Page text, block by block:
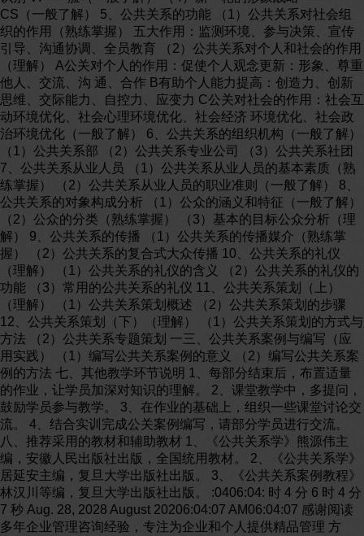
CS（一般了解） 5、公共关系的功能 （1）公共关系对社会组
织的作用（熟练掌握） 五大作用：监测环境、参与决策、宣传
引导、沟通协调、全员教育 （2）公共关系对个人和社会的作用
（理解） A公关对个人的作用：促使个人观念更新：形象、尊重
他人、交流、沟 通、合作 B有助个人能力提高：创造力、创新
思维、交际能力、自控力、应变力 C公关对社会的作用：社会互
动环境优化、社会心理环境优化、社会经济 环境优化、社会政
治环境优化（一般了解） 6、公共关系的组织机构（一般了解）
（1）公共关系部 （2）公共关系专业公司 （3）公共关系社团
7、公共关系从业人员 （1）公共关系从业人员的基本素质（熟
练掌握） （2）公共关系从业人员的职业准则（一般了解） 8、
公共关系的对象构成分析 （1）公众的涵义和特征（一般了解）
（2）公众的分类（熟练掌握） （3）基本的目标公众分析（理
解） 9、公共关系的传播 （1）公共关系的传播媒介（熟练掌
握） （2）公共关系的复合式大众传播 10、公共关系的礼仪
（理解） （1）公共关系的礼仪的含义 （2）公共关系的礼仪的
功能 （3）常用的公共关系的礼仪 11、公共关系策划（上）
（理解） （1）公共关系策划概述 （2）公共关系策划的步骤
12、公共关系策划（下）（理解） （1）公共关系策划的方式与
方法 （2）公共关系专题策划 一三、公共关系案例与编写（应
用实践） （1）编写公共关系案例的意义 （2）编写公共关系案
例的方法 七、其他教学环节说明 1、每部分结束后，布置适量
的作业，让学员加深对知识的理解。 2、课堂教学中，多提问，
鼓励学员参与教学。 3、在作业的基础上，组织一些课堂讨论交
流。 4、结合实训完成公关案例编写，请部分学员进行交流。
八、推荐采用的教材和辅助教材 1、《公共关系学》熊源伟主
编，安徽人民出版社出版，全国统用教材。 2、《公共关系学》
居延安主编，复旦大学出版社出版。 3、《公共关系案例教程》
林汉川等编，复旦大学出版社出版。 :0406:04: 时 4 分 6 时 4 分
7 秒 Aug. 28, 2028 August 20206:04:07 AM06:04:07 感谢阅读
多年企业管理咨询经验，专注为企业和个人提供精品管理 方